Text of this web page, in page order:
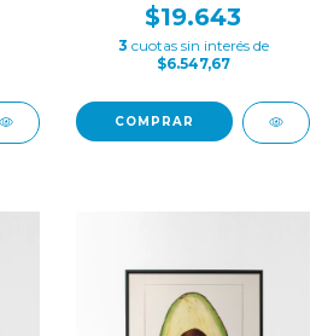
$19.643
3 cuotas sin interés de
$6.547,67
COMPRAR